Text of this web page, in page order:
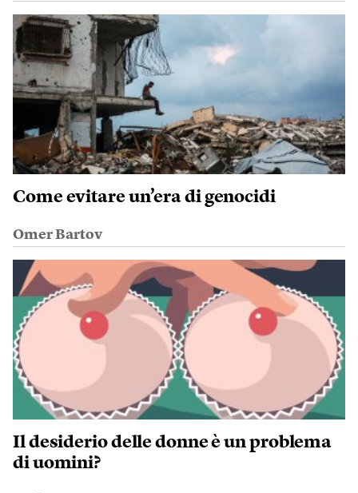
Come evitare un’era di genocidi
Omer Bartov
Il desiderio delle donne è un problema
di uomini?